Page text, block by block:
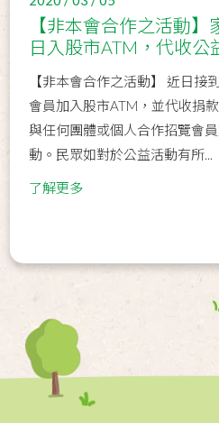
【非本會合作之活動
日入股市ATM，代收
【非本會合作之活動】 近日接
會員加入股市ATM，並代收捐
與任何團體或個人合作招覽會
動。民眾如對於公益活動有所...
了解更多